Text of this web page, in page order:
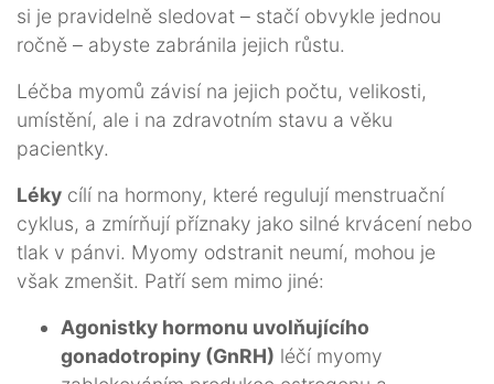
si je pravidelně sledovat – stačí obvykle jednou
ročně – abyste zabránila jejich růstu.
Léčba myomů závisí na jejich počtu, velikosti,
umístění, ale i na zdravotním stavu a věku
pacientky.
Léky cílí na hormony, které regulují menstruační
cyklus, a zmírňují příznaky jako silné krvácení nebo
tlak v pánvi. Myomy odstranit neumí, mohou je
však zmenšit. Patří sem mimo jiné:
Agonistky hormonu uvolňujícího
gonadotropiny (GnRH) léčí myomy